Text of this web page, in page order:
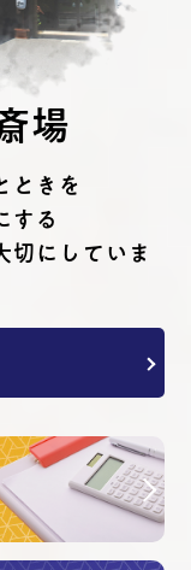
場
ときを
する
切にしていま